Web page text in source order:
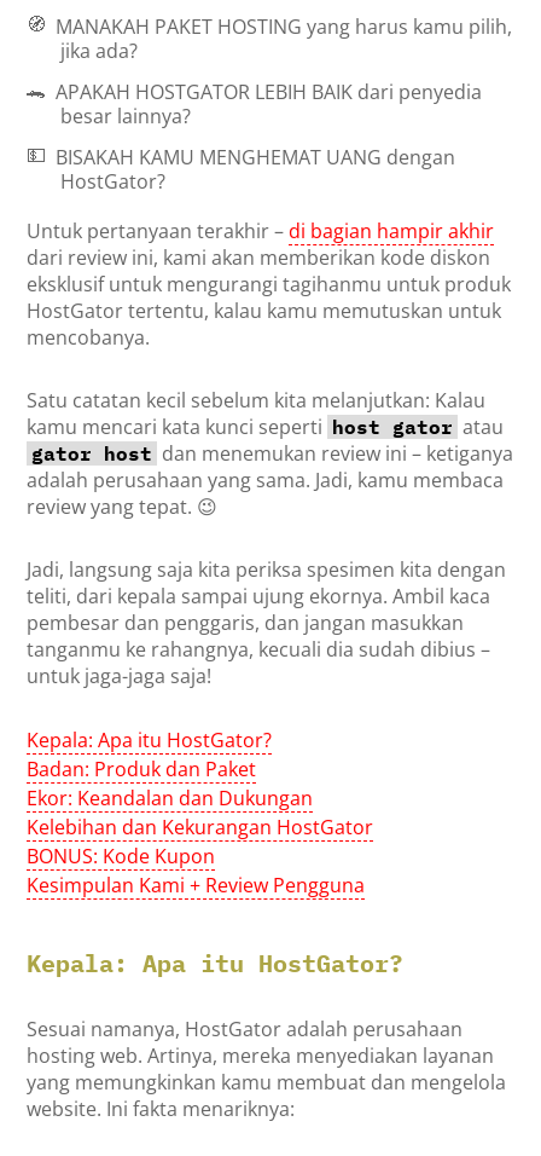
🧭 MANAKAH PAKET HOSTING yang harus kamu pilih,
jika ada?
🐊 APAKAH HOSTGATOR LEBIH BAIK dari penyedia
besar lainnya?
💵 BISAKAH KAMU MENGHEMAT UANG dengan
HostGator?
Untuk pertanyaan terakhir –di bagian hampir akhir
dari review ini, kami akan memberikan kode diskon
eksklusif untuk mengurangi tagihanmu untuk produk
HostGator tertentu, kalau kamu memutuskan untuk
mencobanya.
Satu catatan kecil sebelum kita melanjutkan: Kalau
kamu mencari kata kunci seperti host gator atau
gator host dan menemukan review ini – ketiganya
adalah perusahaan yang sama. Jadi, kamu membaca
review yang tepat. 😉
Jadi, langsung saja kita periksa spesimen kita dengan
teliti, dari kepala sampai ujung ekornya. Ambil kaca
pembesar dan penggaris, dan jangan masukkan
tanganmu ke rahangnya, kecuali dia sudah dibius –
untuk jaga-jaga saja!
Kepala: Apa itu HostGator?
Badan: Produk dan Paket
Ekor: Keandalan dan Dukungan
Kelebihan dan Kekurangan HostGator
BONUS: Kode Kupon
Kesimpulan Kami + Review Pengguna
Kepala: Apa itu HostGator?
Sesuai namanya, HostGator adalah perusahaan
hosting web. Artinya, mereka menyediakan layanan
yang memungkinkan kamu membuat dan mengelola
website. Ini fakta menariknya: